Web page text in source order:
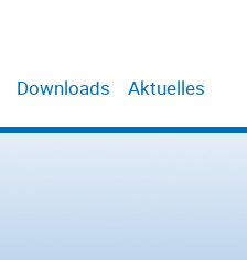
Downloads Aktuelles